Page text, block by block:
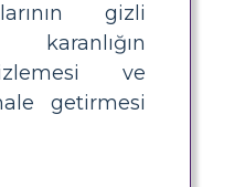
gizli
ve
getirmesi